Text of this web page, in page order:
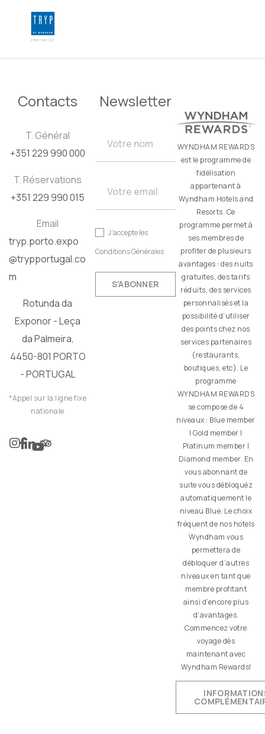
Contacts
T. Général
+351 229 990 000
T. Réservations
+351 229 990 015
Email
tryp.porto.expo
@trypportugal.co
m
Rotunda da
Exponor - Leça
da Palmeira,
4450-801 PORTO
- PORTUGAL
*Appel sur la ligne fixe
nationale
Newsletter
J'accepte les
Conditions Générales
S'ABONNER
WYNDHAM REWARDS
est le programme de
fidélisation
appartenant à
Wyndham Hotels and
Resorts. Ce
programme permet à
ses membres de
profiter de plusieurs
avantages : des nuits
gratuites, des tarifs
réduits, des services
personnalisés et la
possibilité d’utiliser
des points chez nos
services partenaires
(restaurants,
boutiques, etc). Le
programme
WYNDHAM REWARDS
se compose de 4
niveaux : Blue member
| Gold member |
Platinum member |
Diamond member. En
vous abonnant de
suite vous débloquéz
automatiquement le
niveau Blue. Le choix
fréquent de nos hotels
Wyndham vous
permettera de
débloquer d’autres
niveaux en tant que
membre profitant
ainsi d’encore plus
d’avantages.
Commencez votre
voyage dès
maintenant avec
Wyndham Rewards!